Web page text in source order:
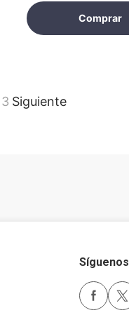
Comprar
3 Siguiente
Síguenos